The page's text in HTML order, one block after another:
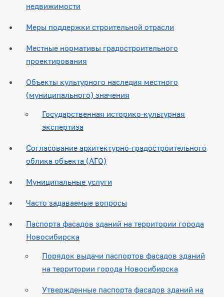
недвижимости
Меры поддержки строительной отрасли
Местные нормативы градостроительного
проектирования
Объекты культурного наследия местного
(муниципального) значения
Государственная историко-культурная
экспертиза
Согласование архитектурно-градостроительного
облика объекта (АГО)
Муниципальные услуги
Часто задаваемые вопросы
Паспорта фасадов зданий на территории города
Новосибирска
Порядок выдачи паспортов фасадов зданий
на территории города Новосибирска
Утвержденные паспорта фасадов зданий на